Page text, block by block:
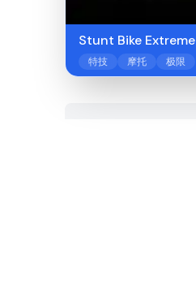
Stunt Bike Extreme
特技 摩托 极限